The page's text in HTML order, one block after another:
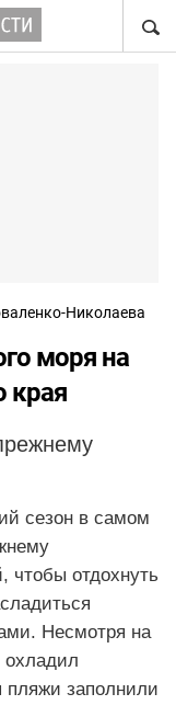
Николаева
моря на
края
сезон в самом
чтобы отдохнуть
Несмотря на
пляжи заполнили